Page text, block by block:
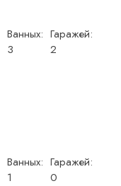
Ванных:
3
Гаражей:
2
Ванных:
1
Гаражей:
0